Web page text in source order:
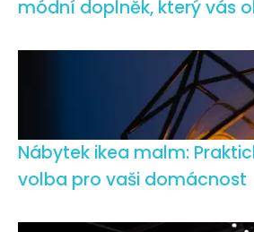
módní doplněk, který vás
Nábytek ikea malm:
volba pro vaši domácnost